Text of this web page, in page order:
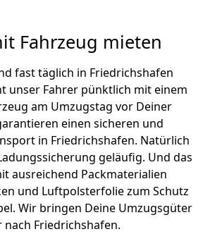
Fahrzeug mieten
fast täglich in Friedrichshafen
unser Fahrer pünktlich mit einem
am Umzugstag vor Deiner
einen sicheren und
in Friedrichshafen. Natürlich
geläufig. Und das
ausreichend Packmaterialien
und Luftpolsterfolie zum Schutz
Wir bringen Deine Umzugsgüter
nach Friedrichshafen.